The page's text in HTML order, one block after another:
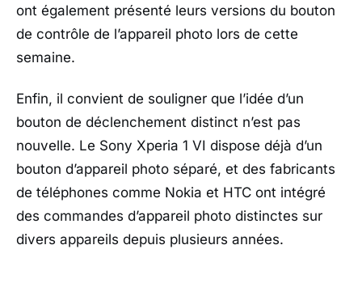
ont également présenté leurs versions du bouton
de contrôle de l’appareil photo lors de cette
semaine.
Enfin, il convient de souligner que l’idée d’un
bouton de déclenchement distinct n’est pas
nouvelle. Le Sony Xperia 1 VI dispose déjà d’un
bouton d’appareil photo séparé, et des fabricants
de téléphones comme Nokia et HTC ont intégré
des commandes d’appareil photo distinctes sur
divers appareils depuis plusieurs années.